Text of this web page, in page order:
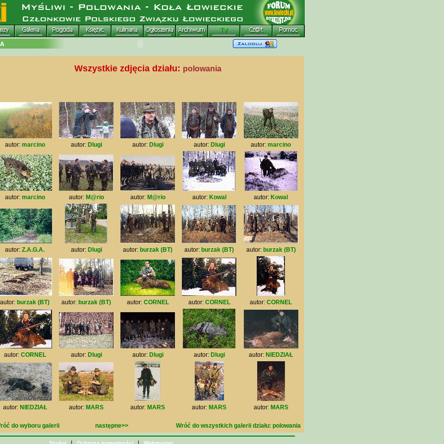
Wszystkie zdjęcia działu: polowania
autor: marcino autor: Dlugi autor: Dlugi autor: Dlugi autor: marcino
autor: marcino autor: M@rio autor: M@rio autor: Kowal autor: Kowal
autor: Z.A.G.A. autor: Dlugi autor: burzak (BT) autor: burzak (BT) autor: burzak (BT)
autor: burzak (BT) autor: burzak (BT) autor: CORNEL autor: CORNEL autor: CORNEL
autor: CORNEL autor: Dlugi autor: Dlugi autor: Dlugi autor: NIEDZIAŁ
autor: NIEDZIAŁ autor: MARS autor: MARS autor: MARS autor: MARS
do wyboru galerii następne>> Wróć do wszystkich galerii działu: polowania